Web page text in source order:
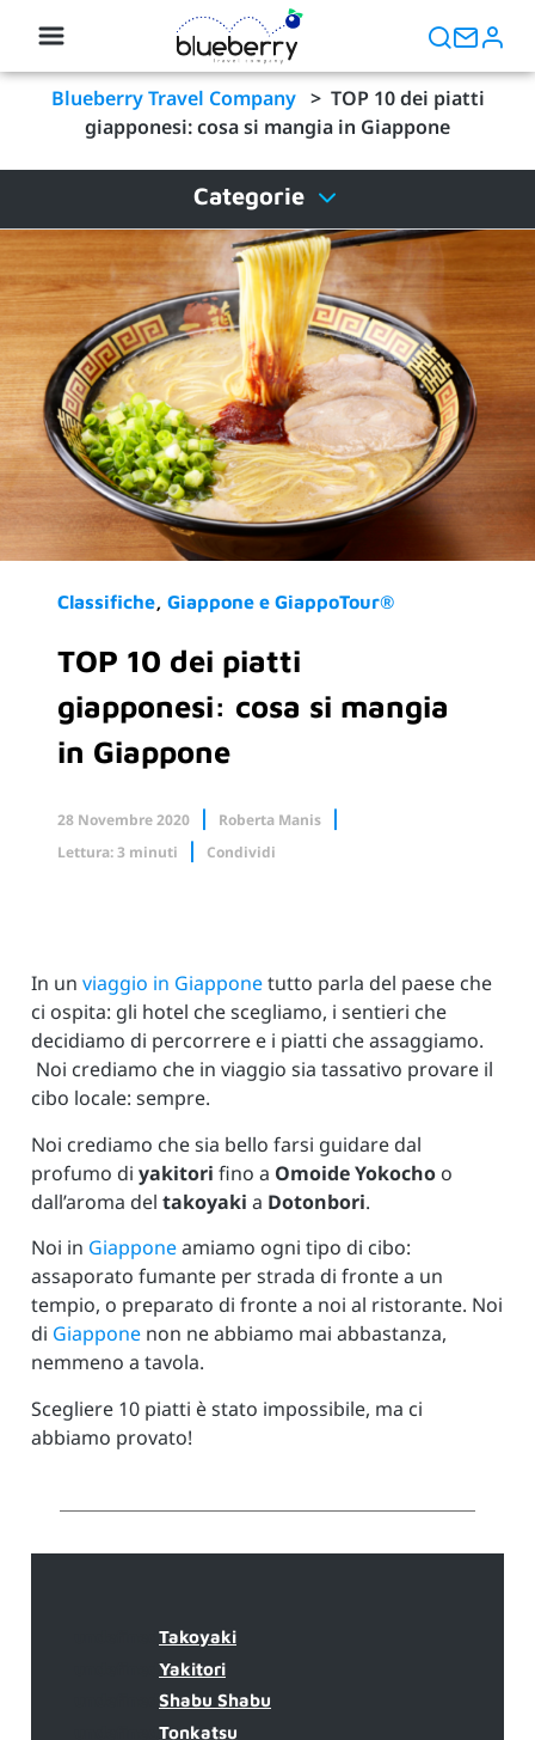
Blueberry Travel Company> TOP 10 dei piatti
giapponesi: cosa si mangia in Giappone
Categorie
Classifiche Giappone e GiappoTour®
TOP 10 dei piatti
giapponesi: cosa si mangia
in Giappone
28 Novembre 2020
Roberta Manis
Lettura: 3 minuti
Condividi
In un viaggio in Giapponetutto parla del paese che
ci ospita: gli hotel che scegliamo, i sentieri che
decidiamo di percorrere e i piatti che assaggiamo.
Noi crediamo che in viaggio sia tassativo provare il
cibo locale: sempre.
Noi crediamo che sia bello farsi guidare dal
profumo di yakitori fino a Omoide Yokocho o
dall’aroma del takoyaki a Dotonbori.
Noi in Giapponeamiamo ogni tipo di cibo:
assaporato fumante per strada di fronte a un
tempio, o preparato di fronte a noi al ristorante. Noi
di Giappone non ne abbiamo mai abbastanza,
nemmeno a tavola.
Scegliere 10 piatti è stato impossibile, ma ci
abbiamo provato!
Takoyaki
Yakitori
Shabu Shabu
Tonkatsu